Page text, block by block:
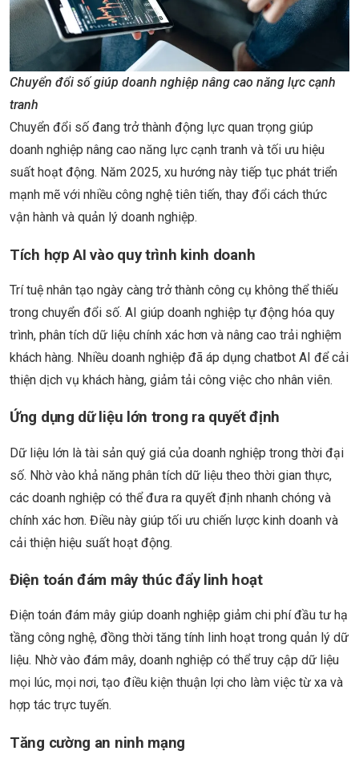
Chuyển đổi số giúp doanh nghiệp nâng cao năng lực cạnh
tranh
Chuyển đổi số đang trở thành động lực quan trọng giúp
doanh nghiệp nâng cao năng lực cạnh tranh và tối ưu hiệu
suất hoạt động. Năm 2025, xu hướng này tiếp tục phát triển
mạnh mẽ với nhiều công nghệ tiên tiến, thay đổi cách thức
vận hành và quản lý doanh nghiệp.
Tích hợp AI vào quy trình kinh doanh
Trí tuệ nhân tạo ngày càng trở thành công cụ không thể thiếu
trong chuyển đổi số. AI giúp doanh nghiệp tự động hóa quy
trình, phân tích dữ liệu chính xác hơn và nâng cao trải nghiệm
khách hàng. Nhiều doanh nghiệp đã áp dụng chatbot AI để cải
thiện dịch vụ khách hàng, giảm tải công việc cho nhân viên.
Ứng dụng dữ liệu lớn trong ra quyết định
Dữ liệu lớn là tài sản quý giá của doanh nghiệp trong thời đại
số. Nhờ vào khả năng phân tích dữ liệu theo thời gian thực,
các doanh nghiệp có thể đưa ra quyết định nhanh chóng và
chính xác hơn. Điều này giúp tối ưu chiến lược kinh doanh và
cải thiện hiệu suất hoạt động.
Điện toán đám mây thúc đẩy linh hoạt
Điện toán đám mây giúp doanh nghiệp giảm chi phí đầu tư hạ
tầng công nghệ, đồng thời tăng tính linh hoạt trong quản lý dữ
liệu. Nhờ vào đám mây, doanh nghiệp có thể truy cập dữ liệu
mọi lúc, mọi nơi, tạo điều kiện thuận lợi cho làm việc từ xa và
hợp tác trực tuyến.
Tăng cường an ninh mạng